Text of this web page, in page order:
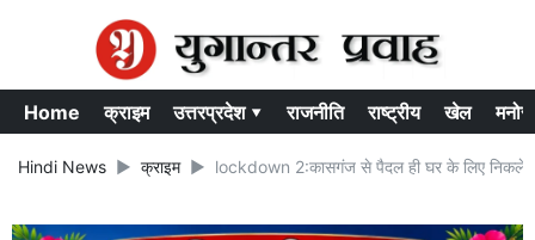
Home क्राइम उत्तरप्रदेश ▾ राजनीति राष्ट्रीय खेल
Hindi News क्राइम lockdown 2:कासगंज से पैदल ही घर के लिए निकले